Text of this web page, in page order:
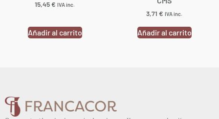
15,45€ IVA inc.
Añadir al carrito
3,71 € IVA inc.
Añadir al carrito